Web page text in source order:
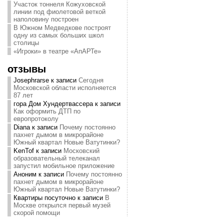
Участок тоннеля Кожуховской
линии под фиолетовой веткой
наполовину построен
В Южном Медведкове построят
одну из самых больших школ
столицы
«Игроки» в театре «АпАРТе»
отзывы
Josephrarseк записи Сегодня
Московской области исполняется
87 лет
гора Дом Хундертвассерак записи
Как оформить ДТП по
европротоколу
Dianaк записи Почему постоянно
пахнет дымом в микрорайоне
Южный квартал Новые Ватутинки?
KenTofк записи Московский
образовательный телеканал
запустил мобильное приложение
Аноним к записи Почему постоянно
пахнет дымом в микрорайоне
Южный квартал Новые Ватутинки?
Квартиры посуточнок записи В
Москве открылся первый музей
скорой помощи